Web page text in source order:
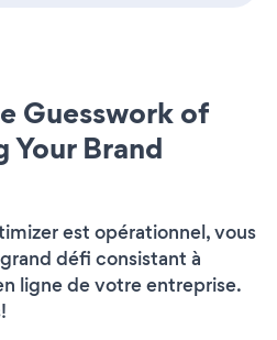
Guesswork of
Your Brand
est opérationnel, vous
défi consistant à
ligne de votre entreprise.